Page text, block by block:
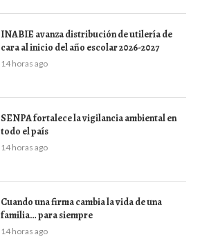
INABIE avanza distribución de utilería de
cara al inicio del año escolar 2026-2027
14 horas ago
SENPA fortalece la vigilancia ambiental en
todo el país
14 horas ago
Cuando una firma cambia la vida de una
familia… para siempre
14 horas ago